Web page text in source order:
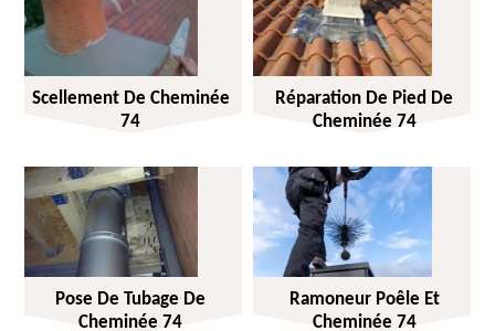
Scellement De Cheminée
74
Réparation De Pied De
Cheminée 74
Pose De Tubage De
Cheminée 74
Ramoneur Poêle Et
Cheminée 74